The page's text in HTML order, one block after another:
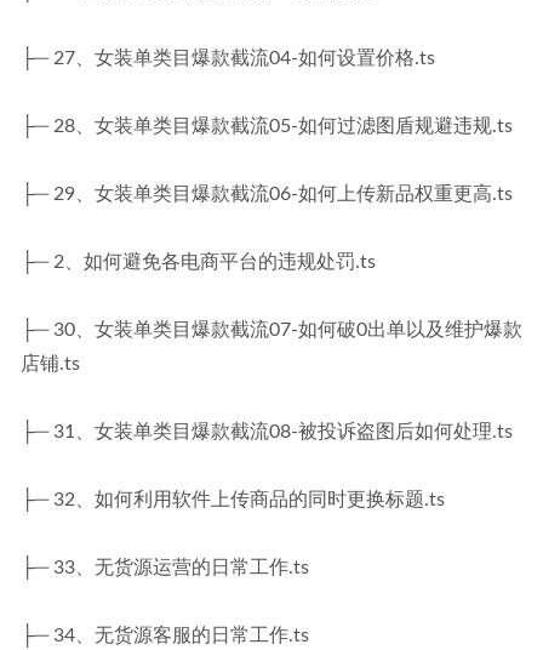
├─ 27、女装单类目爆款截流04-如何设置价格.ts
├─ 28、女装单类目爆款截流05-如何过滤图盾规避违规.ts
├─ 29、女装单类目爆款截流06-如何上传新品权重更高.ts
├─ 2、如何避免各电商平台的违规处罚.ts
├─ 30、女装单类目爆款截流07-如何破0出单以及维护爆款
店铺.ts
├─ 31、女装单类目爆款截流08-被投诉盗图后如何处理.ts
├─ 32、如何利用软件上传商品的同时更换标题.ts
├─ 33、无货源运营的日常工作.ts
├─ 34、无货源客服的日常工作.ts